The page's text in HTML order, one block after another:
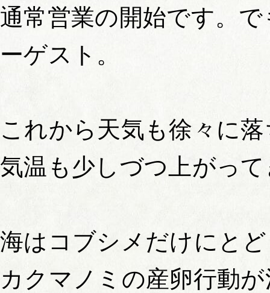
通常営業の開始です。
ーゲスト。
これから天気も徐々に
気温も少しづつ上がっ
海はコブシメだけにと
カクマノミの産卵行動